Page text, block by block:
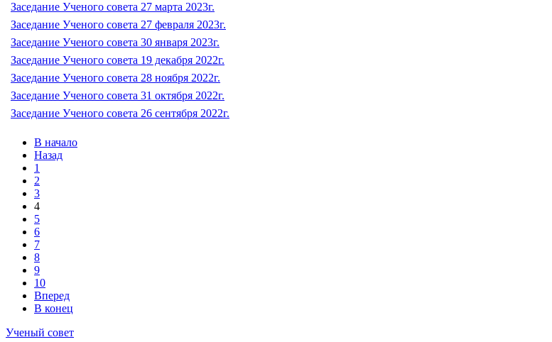
Заседание Ученого совета 27 марта 2023г.
Заседание Ученого совета 27 февраля 2023г.
Заседание Ученого совета 30 января 2023г.
Заседание Ученого совета 19 декабря 2022г.
Заседание Ученого совета 28 ноября 2022г.
Заседание Ученого совета 31 октября 2022г.
Заседание Ученого совета 26 сентября 2022г.
В начало
Назад
1
2
3
4
5
6
7
8
9
10
Вперед
В конец
Ученый совет